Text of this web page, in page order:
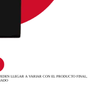
LLEGAR A VARIAR CON EL PRODUCTO FINAL,